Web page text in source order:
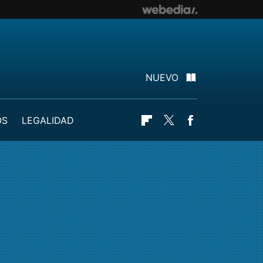
NUEVO
LEGALIDAD Flipboard
Twitter